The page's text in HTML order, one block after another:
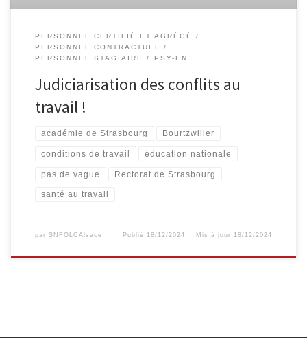
PERSONNEL CERTIFIÉ ET AGRÉGÉ
PERSONNEL CONTRACTUEL
PERSONNEL STAGIAIRE
PSY-EN
Judiciarisation des conflits au
travail !
académie de Strasbourg Bourtzwiller
conditions de travail éducation nationale
pas de vague Rectorat de Strasbourg
santé au travail
par SNFOLCAlsace Publié 18/12/2024 Mis à jour 18/12/2024